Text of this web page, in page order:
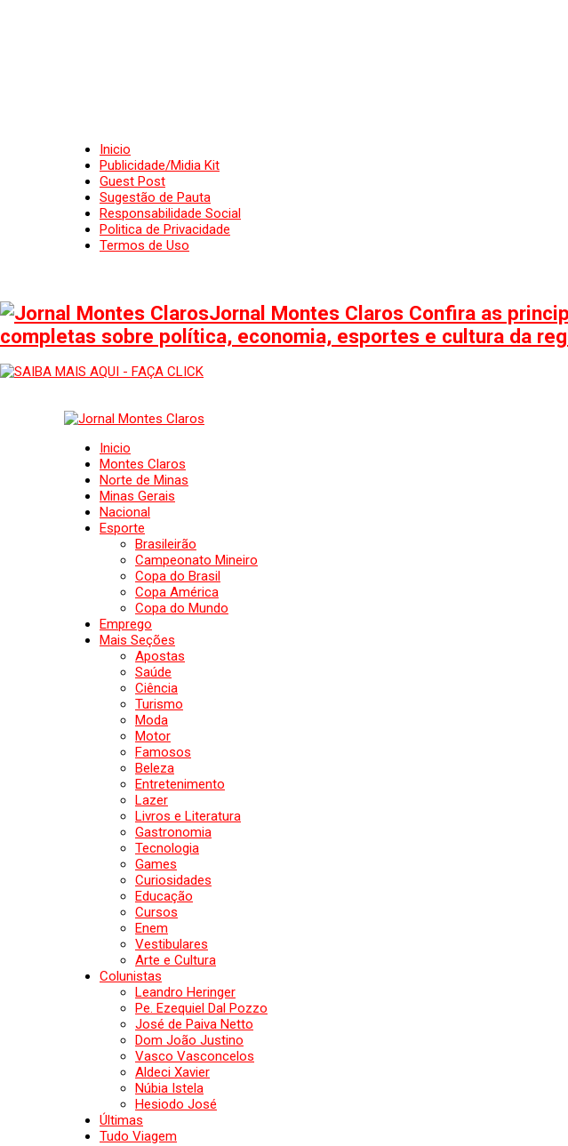
Inicio
Publicidade/Midia Kit
Guest Post
Sugestão de Pauta
Responsabilidade Social
Politica de Privacidade
Termos de Uso
Jornal Montes Claros Confira as
completas sobre política, economia, esportes e cultura da
Inicio
Montes Claros
Norte de Minas
Minas Gerais
Nacional
Esporte
Brasileirão
Campeonato Mineiro
Copa do Brasil
Copa América
Copa do Mundo
Emprego
Mais Seções
Apostas
Saúde
Ciência
Turismo
Moda
Motor
Famosos
Beleza
Entretenimento
Lazer
Livros e Literatura
Gastronomia
Tecnologia
Games
Curiosidades
Educação
Cursos
Enem
Vestibulares
Arte e Cultura
Colunistas
Leandro Heringer
Pe. Ezequiel Dal Pozzo
José de Paiva Netto
Dom João Justino
Vasco Vasconcelos
Aldeci Xavier
Núbia Istela
Hesiodo José
Últimas
Tudo Viagem